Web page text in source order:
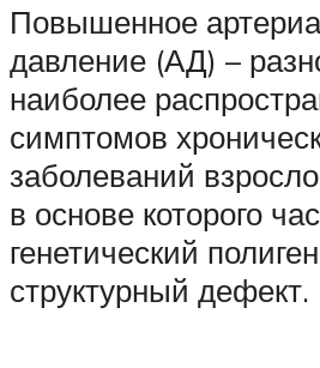
Повышенное
давление (АД) –
наиболее
симптомов
заболеваний
в основе которого
генетический
структурный дефект.